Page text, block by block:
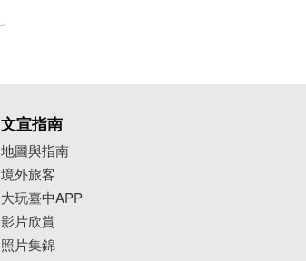
文宣指南
地圖與指南
境外旅客
大玩臺中APP
影片欣賞
照片集錦